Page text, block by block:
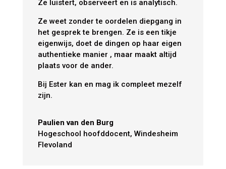
Ze luistert, observeert en is analytisch.
Ze weet zonder te oordelen diepgang in
het gesprek te brengen. Ze is een tikje
eigenwijs, doet de dingen op haar eigen
authentieke manier , maar maakt altijd
plaats voor de ander.
Bij Ester kan en mag ik compleet mezelf
zijn.
Paulien van den Burg
Hogeschool hoofddocent, Windesheim
Flevoland